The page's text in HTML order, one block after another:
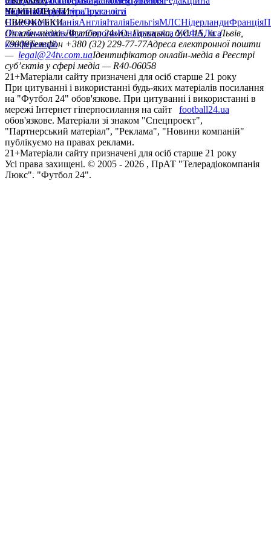
політикаСтруктура власності
УкраїнаПерша лігаДруга ліга
ЧЕМПІОНАТИ
НімеччинаІспаніяАнгліяІталіяБельгіяМЛСНідерландиФранція
ЄВРОКУБКИ
Ліга чемпіонівЛіга ЄвропиЮнацька ліга УЄФАЛіга
конференцій
Онлайн-медіа «Футбол 24»пл. Галицька, буд. 15, м. Львів,
79008Телефон +380 (32) 229-77-77Адреса електронної пошти
— legal@24tv.com.uaІдентифікатор онлайн-медіа в Реєстрі
суб’єктів у сфері медіа — R40-06058
21+Матеріали сайту призначені для осіб старше 21 року
При цитуванні і використанні будь-яких матеріалів посилання
на "Футбол 24" обов'язкове. При цитуванні і використанні в
мережі Інтернет гіперпосилання на сайт
football24.ua
обов'язкове. Матеріали зі знаком "Спецпроект",
"Партнерський матеріал", "Реклама", "Новини компаній"
публікуємо на правах реклами.
21+Матеріали сайту призначені для осіб старше 21 року
Усi права захищенi. © 2005 - 2026 , ПрАТ "Телерадіокомпанія
Люкс". "Футбол 24".